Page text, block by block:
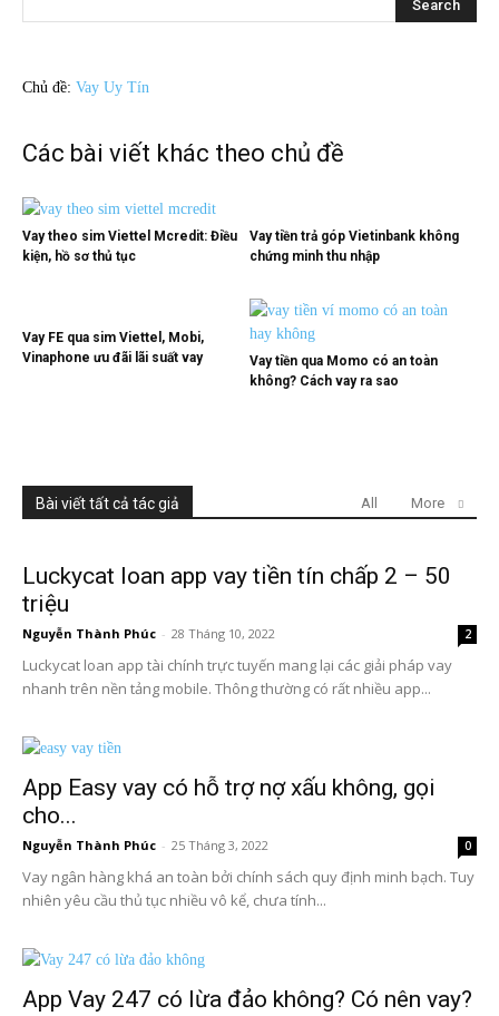
Chủ đề: Vay Uy Tín
Các bài viết khác theo chủ đề
Vay theo sim Viettel Mcredit: Điều
kiện, hồ sơ thủ tục
Vay tiền trả góp Vietinbank không
chứng minh thu nhập
Vay FE qua sim Viettel, Mobi,
Vinaphone ưu đãi lãi suất vay
Vay tiền qua Momo có an toàn
không? Cách vay ra sao
Bài viết tất cả tác giả All More
Luckycat loan app vay tiền tín chấp 2 – 50
triệu
Nguyễn Thành Phúc - 28 Tháng 10, 2022 2
Luckycat loan app tài chính trực tuyến mang lại các giải pháp vay
nhanh trên nền tảng mobile. Thông thường có rất nhiều app...
App Easy vay có hỗ trợ nợ xấu không, gọi
cho...
Nguyễn Thành Phúc - 25 Tháng 3, 2022 0
Vay ngân hàng khá an toàn bởi chính sách quy định minh bạch. Tuy
nhiên yêu cầu thủ tục nhiều vô kể, chưa tính...
App Vay 247 có lừa đảo không? Có nên vay?